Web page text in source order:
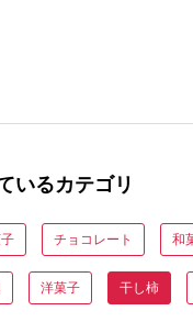
いるカテゴリ
チョコレート 和
洋菓子 干し柿